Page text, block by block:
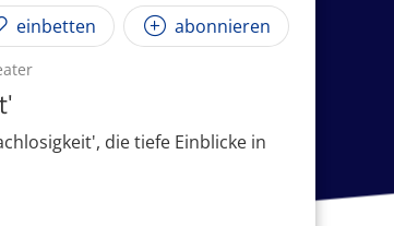
einbetten abonnieren
die tiefe Einblicke in